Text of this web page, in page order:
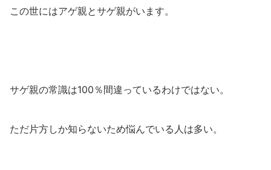
この世にはアゲ親とサゲ親がいます。
サゲ親の常識は100％間違っているわけではない。
ただ片方しか知らないため悩んでいる人は多い。